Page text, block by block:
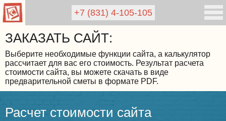
ЗАКАЗАТЬ САЙТ:
Выберите необходимые функции сайта, а калькулятор
рассчитает для вас его стоимость. Результат расчета
стоимости сайта, вы можете скачать в виде
предварительной сметы в формате PDF.
+7 (831) 4-105-105
Расчет стоимости сайта